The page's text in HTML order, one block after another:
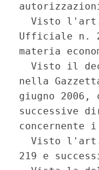
Visto
Ufficiale n.
materia
Visto il
nella
giugno
successive
concernente
Visto
219 e